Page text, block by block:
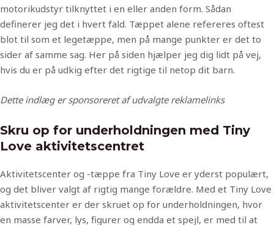
motorikudstyr tilknyttet i en eller anden form. Sådan
definerer jeg det i hvert fald. Tæppet alene refereres oftest
blot til som et legetæppe, men på mange punkter er det to
sider af samme sag. Her på siden hjælper jeg dig lidt på vej,
hvis du er på udkig efter det rigtige til netop dit barn.
Dette indlæg er sponsoreret af udvalgte reklamelinks
Skru op for underholdningen med Tiny
Love aktivitetscentret
Aktivitetscenter og -tæppe fra Tiny Love er yderst populært,
og det bliver valgt af rigtig mange forældre. Med et Tiny Love
aktivitetscenter er der skruet op for underholdningen, hvor
en masse farver, lys, figurer og endda et spejl, er med til at